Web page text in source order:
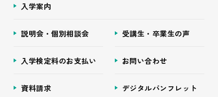
入学案内
説明会・個別相談会 受講生・卒業生の声
入学検定料のお支払い お問い合わせ
資料請求 デジタルパンフレット